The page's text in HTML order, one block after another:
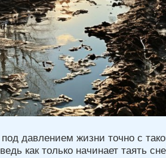
давлением жизни точно с
как только начинает таять